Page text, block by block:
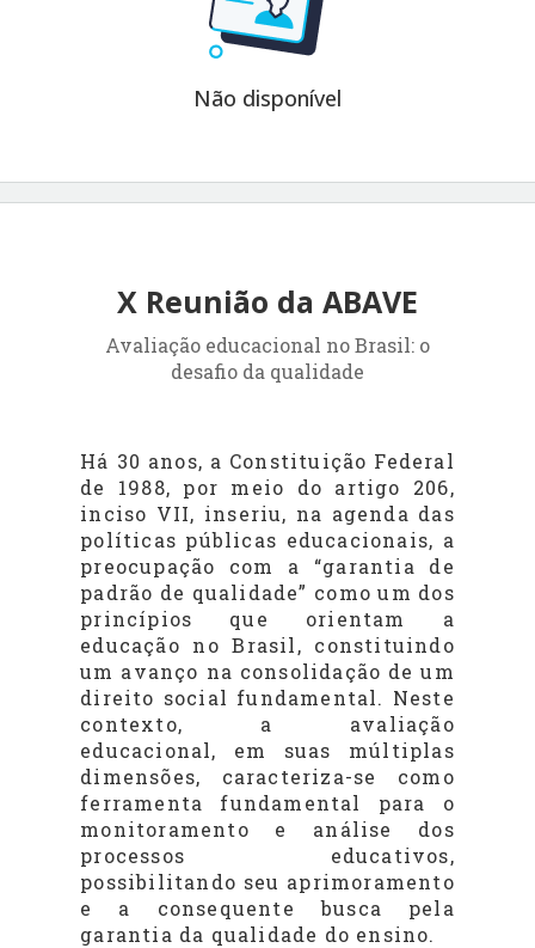
Não disponível
X Reunião da ABAVE
Avaliação educacional no Brasil: o
desafio da qualidade
Há 30 anos, a Constituição Federal
de 1988, por meio do artigo 206,
inciso VII, inseriu, na agenda das
políticas públicas educacionais, a
preocupação com a “garantia de
padrão de qualidade” como um dos
princípios que orientam a
educação no Brasil, constituindo
um avanço na consolidação de um
direito social fundamental. Neste
contexto, a avaliação
educacional, em suas múltiplas
dimensões, caracteriza-se como
ferramenta fundamental para o
monitoramento e análise dos
processos educativos,
possibilitando seu aprimoramento
e a consequente busca pela
garantia da qualidade do ensino.